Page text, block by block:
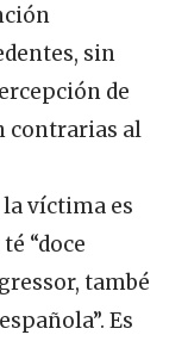
sin
de
contrarias al
la víctima es
“doce
també
Es